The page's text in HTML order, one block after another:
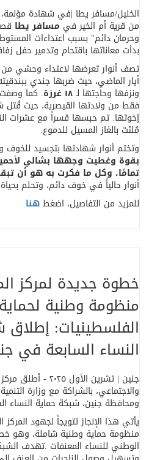
الخليل/مسافر يطا |في شهادة مؤلمة،
من قرية أم الخير في مسافر يطا
وحرمان دائم" بسبب اعتداءات
بدأت معاناتها باقتحام وتدمير حفل
تصف أنوار تعرضها لاعتداء وحشي
أيار الماضي، حيث ضربها جندي
ونزفها وحاجتها لـ١٨ غرزة.
فقط من ولادتها القيصرية، حيث
إخوتها. تم حبسها قسراً مع عشرات
مُلئت بالغاز المسيل للدموع.
وتختم أنوار شهادتها بتجسيد للخوف
بقوة وغطيت وجهها بشالي
تمامًا، وكل ما فكرت به هو أن
أنوار حالياً في خوف دائم، وتحلم
للمزيد من التفاصيل، اضغطهنا
خطوة جديدة لمركز
منظومة وطنية
الفلسطينيات:
النساء السابعة في
جنين | تشرين الأول
والاجتماعي، بالشراكة مع وزارة
ومحافظة جنين، شبكة حماية النساء
منظومة حماية وطنية شاملة، وهو
الوطني للنساء المعنفات .تهدف